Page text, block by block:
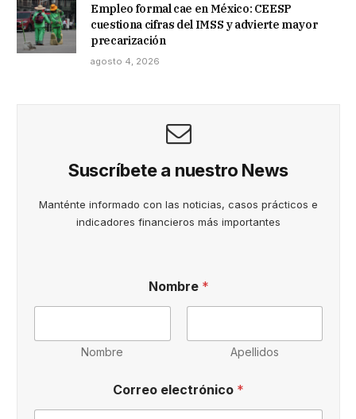
Empleo formal cae en México: CEESP
cuestiona cifras del IMSS y advierte mayor
precarización
agosto 4, 2026
Suscríbete a nuestro News
Manténte informado con las noticias, casos prácticos e
indicadores financieros más importantes
a
c
l
Nombre *
Nombre Apellidos
Correo electrónico *